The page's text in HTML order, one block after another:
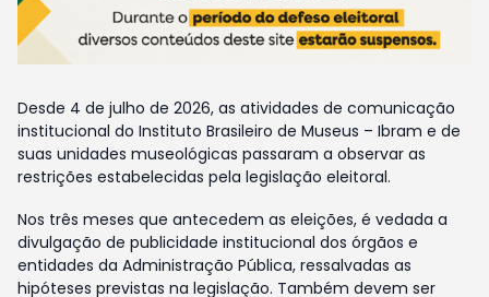
Desde 4 de julho de 2026, as atividades de comunicação
institucional do Instituto Brasileiro de Museus – Ibram e de
suas unidades museológicas passaram a observar as
restrições estabelecidas pela legislação eleitoral.
Nos três meses que antecedem as eleições, é vedada a
divulgação de publicidade institucional dos órgãos e
entidades da Administração Pública, ressalvadas as
hipóteses previstas na legislação. Também devem ser